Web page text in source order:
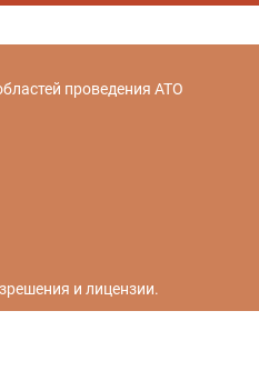
проведения АТО
и лицензии.